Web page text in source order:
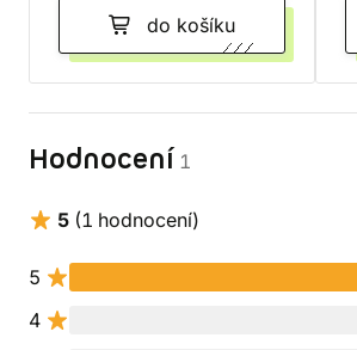
do košíku
Hodnocení 1
5 (1 hodnocení)
5
4